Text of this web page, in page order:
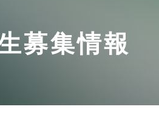
募集情報